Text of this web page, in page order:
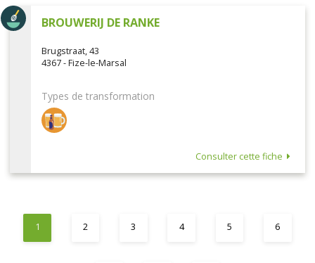
BROUWERIJ DE RANKE
Brugstraat, 43
4367 - Fize-le-Marsal
Types de transformation
Consulter cette fiche
1 2 3 4 5 6